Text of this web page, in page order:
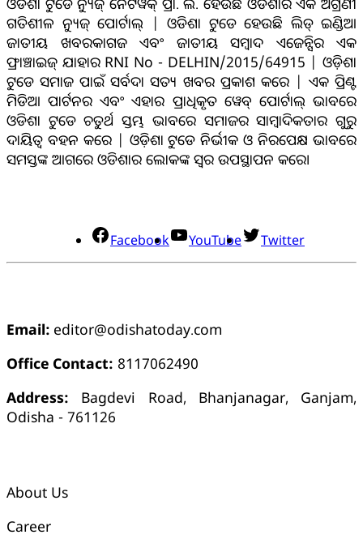
ଗତିଶୀଳ ନ୍ୟୁଜ୍ ପୋର୍ଟାଲ୍ | ଓଡିଶା ଟୁଡେ ହେଉଛି ଲିଡ୍ ଇଣ୍ଡିଆ
ଜାତୀୟ ଖବରକାଗଜ ଏବଂ ଜାତୀୟ ସମ୍ବାଦ ଏଜେନ୍ସିର ଏକ
ଫ୍ରାଞ୍ଚାଇଜ୍ ଯାହାର RNI No - DELHIN/2015/64915 | ଓଡ଼ିଶା
ଟୁଡେ ସମାଜ ପାଇଁ ସର୍ବଦା ସତ୍ୟ ଖବର ପ୍ରକାଶ କରେ | ଏକ ପ୍ରିଣ୍ଟ
ମିଡିଆ ପାର୍ଟନର ଏବଂ ଏହାର ପ୍ରାଧିକୃତ ୱେବ୍ ପୋର୍ଟାଲ୍ ଭାବରେ
ଓଡିଶା ଟୁଡେ ଚତୁର୍ଥ ସ୍ତମ୍ଭ ଭାବରେ ସମାଜର ସାମ୍ବାଦିକତାର ଗୁରୁ
ଦାୟିତ୍ବ ବହନ କରେ | ଓଡ଼ିଶା ଟୁଡେ ନିର୍ଭୀକ ଓ ନିରପେକ୍ଷ ଭାବରେ
ସମସ୍ତଙ୍କ ଆଗରେ ଓଡିଶାର ଲୋକଙ୍କ ସ୍ୱର ଉପସ୍ଥାପନ କରେ।
Facebook YouTube Twitter
Email: editor@odishatoday.com
Office Contact: 8117062490
Address: Bagdevi Road, Bhanjanagar, Ganjam,
Odisha - 761126
About Us
Career